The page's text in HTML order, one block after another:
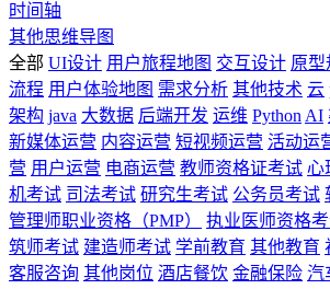
时间轴
其他思维导图
全部 UI设计 用户旅程地图 交互设计 原型
流程 用户体验地图 需求分析 其他技术 云
架构 java 大数据 后端开发 运维 Python AI
新媒体运营 内容运营 短视频运营 活动运
营 用户运营 电商运营 教师资格证考试 心
机考试 司法考试 研究生考试 公务员考试
管理师职业资格（PMP）
执业医师资格
筑师考试 建造师考试 学前教育 其他教育
客服咨询 其他岗位 酒店餐饮 金融保险 汽